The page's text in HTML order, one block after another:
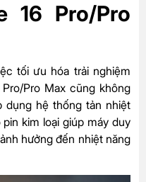
16 Pro/Pro
tối ưu hóa trải nghiệm
Pro Max cũng không
dụng hệ thống tản nhiệt
kim loại giúp máy duy
hưởng đến nhiệt năng